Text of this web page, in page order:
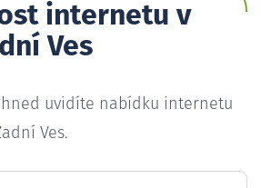
internetu v
Ves
uvidíte nabídku internetu
Ves.